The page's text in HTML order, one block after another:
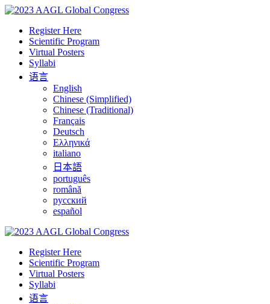
Register Here
Scientific Program
Virtual Posters
Syllabi
语言
English
Chinese (Simplified)
Chinese (Traditional)
Français
Deutsch
Ελληνικά
italiano
日本語
português
română
русский
español
Register Here
Scientific Program
Virtual Posters
Syllabi
语言